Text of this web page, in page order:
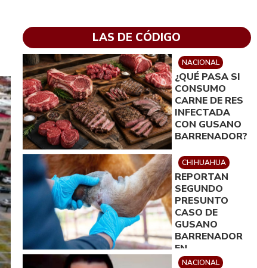
LAS DE CÓDIGO
NACIONAL
¿QUÉ PASA SI
CONSUMO
CARNE DE RES
INFECTADA
CON GUSANO
BARRENADOR?
CHIHUAHUA
REPORTAN
SEGUNDO
PRESUNTO
CASO DE
GUSANO
BARRENADOR
EN
CHIHUAHUA
NACIONAL